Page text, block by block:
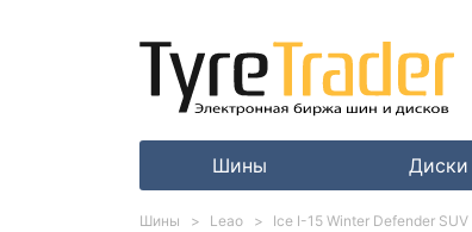
Шины Диски
Шины Leao Ice I-15 Winter Defender SUV